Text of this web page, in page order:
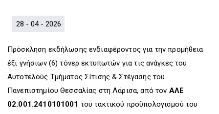
I
G
E
R
G
G
E
R
I
G
E
R
28 - 04 - 2026
Πρόσκληση εκδήλωσης ενδιαφέροντος για την προμήθεια
έξι γνήσιων (6) τόνερ εκτυπωτών για τις ανάγκες του
Αυτοτελούς Τμήματος Σίτισης & Στέγασης του
Πανεπιστημίου Θεσσαλίας στη Λάρισα, από τον ΑΛΕ
02.001.2410101001 του τακτικού προϋπολογισμού του